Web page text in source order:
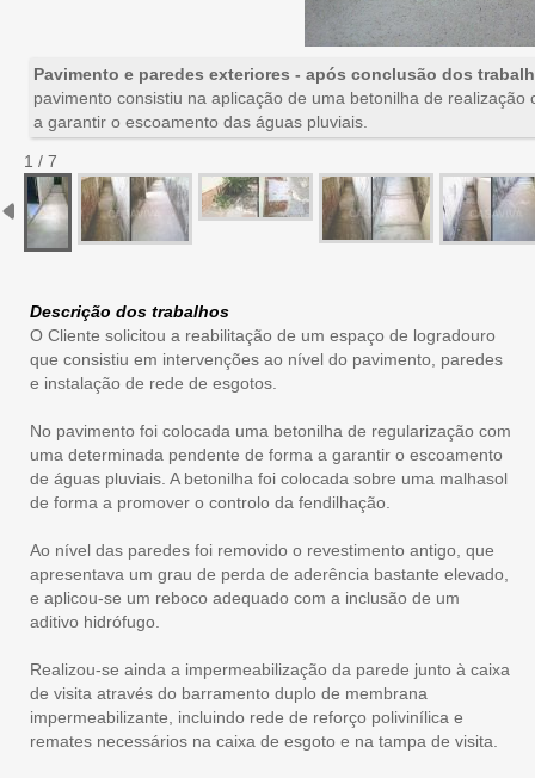
Pavimento e paredes exteriores - após conclusão dos
pavimento consistiu na aplicação de uma betonilha de
a garantir o escoamento das águas pluviais.
1 / 7
Descrição dos trabalhos
O Cliente solicitou a reabilitação de um espaço de logradouro
que consistiu em intervenções ao nível do pavimento, paredes
e instalação de rede de esgotos.
No pavimento foi colocada uma betonilha de regularização com
uma determinada pendente de forma a garantir o escoamento
de águas pluviais. A betonilha foi colocada sobre uma malhasol
de forma a promover o controlo da fendilhação.
Ao nível das paredes foi removido o revestimento antigo, que
apresentava um grau de perda de aderência bastante elevado,
e aplicou-se um reboco adequado com a inclusão de um
aditivo hidrófugo.
Realizou-se ainda a impermeabilização da parede junto à caixa
de visita através do barramento duplo de membrana
impermeabilizante, incluindo rede de reforço polivinílica e
remates necessários na caixa de esgoto e na tampa de visita.